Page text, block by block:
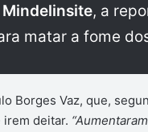
Mindelinsite, a
matar a fome
Borges Vaz, que,
irem deitar.